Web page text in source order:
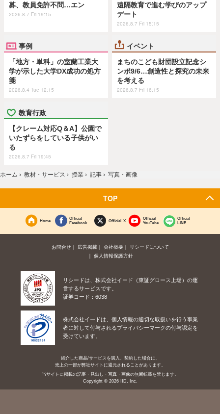
募、教員免許不問…エン
2026.8.7 Fri 19:15
遠隔教育で進む学びのアップ
デート
2026.8.7 Fri 15:15
事例
「地方・単科」の室蘭工業大
学が示した大学DX成功の処方
箋
2026.8.4 Tue 12:15
イベント
まちのこども財団設立記念シ
ンポ9/6…創造性と探究の未来
を考える
2026.8.7 Fri 16:15
教育行政
【クレーム対応Q＆A】公園で
いたずらをしている子供がい
る
2026.8.7 Fri 19:45
ホーム › 教材・サービス › 授業 › 記事 › 写真・画像
TOP
Home
Official
Facebook
Official X
Official
YouTube
Official
LINE
お問合せ 広告掲載 会社概要
リシードについて
個人情報保護方針
リシードは、株式会社イード（東証グロース上場）の運
営するサービスです。
証券コード：6038
株式会社イードは、個人情報の適切な取扱いを行う事業
者に対して付与されるプライバシーマークの付与認定を
受けています。
紹介した商品/サービスを購入、契約した場合に、
売上の一部が弊社サイトに還元されることがあります。
当サイトに掲載の記事・見出し・写真・画像の無断転載を禁じます。
Copyright © 2026 IID, Inc.